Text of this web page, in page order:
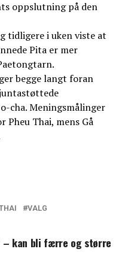
oppslutning på den
tidligere i uken viste at
Pita er mer
begge langt foran
cha. Meningsmålinger
Thai, mens Gå
VALG
– kan bli færre og større